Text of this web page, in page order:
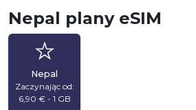
Nepal plany eSIM
Nepal
Zaczynając od:
6,90 € - 1 GB